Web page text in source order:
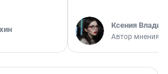
Ксения
Автор мнения